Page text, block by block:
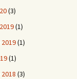
(3)
(1)
(1)
(1)
(3)